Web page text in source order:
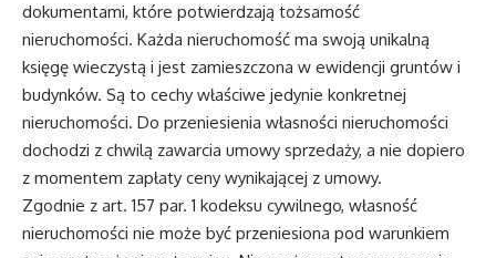
dokumentami, które potwierdzają tożsamość
nieruchomości. Każda nieruchomość ma swoją unikalną
księgę wieczystą i jest zamieszczona w ewidencji gruntów i
budynków. Są to cechy właściwe jedynie konkretnej
nieruchomości. Do przeniesienia własności nieruchomości
dochodzi z chwilą zawarcia umowy sprzedaży, a nie dopiero
z momentem zapłaty ceny wynikającej z umowy.
Zgodnie z art. 157 par. 1 kodeksu cywilnego, własność
nieruchomości nie może być przeniesiona pod warunkiem